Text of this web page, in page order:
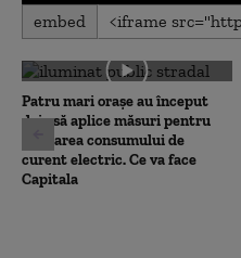
0
seconds
0
seconds
embed
Patru mari orașe au început
deja să aplice măsuri pentru
limitarea consumului de
curent electric. Ce va face
Capitala